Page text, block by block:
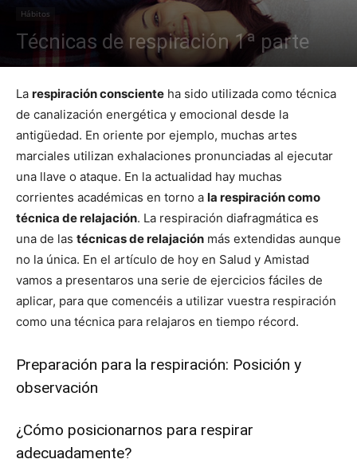
Hábitos
Técnicas de respiración 1ª parte
La respiración consciente ha sido utilizada como técnica
de canalización energética y emocional desde la
antigüedad. En oriente por ejemplo, muchas artes
marciales utilizan exhalaciones pronunciadas al ejecutar
una llave o ataque. En la actualidad hay muchas
corrientes académicas en torno a la respiración como
técnica de relajación. La respiración diafragmática es
una de las técnicas de relajación más extendidas aunque
no la única. En el artículo de hoy en Salud y Amistad
vamos a presentaros una serie de ejercicios fáciles de
aplicar, para que comencéis a utilizar vuestra respiración
como una técnica para relajaros en tiempo récord.
Preparación para la respiración: Posición y
observación
¿Cómo posicionarnos para respirar
adecuadamente?